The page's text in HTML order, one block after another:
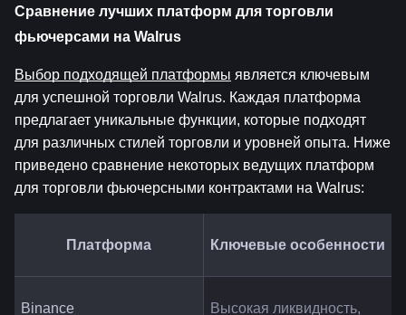
Сравнение лучших платформ для торговли
фьючерсами на Walrus
Выбор подходящей платформы является ключевым
для успешной торговли Walrus. Каждая платформа
предлагает уникальные функции, которые подходят
для различных стилей торговли и уровней опыта. Ниже
приведено сравнение некоторых ведущих платформ
для торговли фьючерсными контрактами на Walrus:
Платформа Ключевые особенности
Binance
Высокая ликвидность,